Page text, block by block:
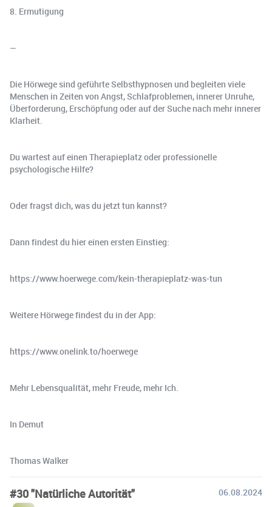
8. Ermutigung
—
Die Hörwege sind geführte Selbsthypnosen und begleiten viele
Menschen in Zeiten von Angst, Schlafproblemen, innerer Unruhe,
Überforderung, Erschöpfung oder auf der Suche nach mehr innerer
Klarheit.
Du wartest auf einen Therapieplatz oder professionelle
psychologische Hilfe?
Oder fragst dich, was du jetzt tun kannst?
Dann findest du hier einen ersten Einstieg:
https://www.hoerwege.com/kein-therapieplatz-was-tun
Weitere Hörwege findest du in der App:
https://www.onelink.to/hoerwege
Mehr Lebensqualität, mehr Freude, mehr Ich.
In Demut
Thomas Walker
#30 "Natürliche Autorität"
06.08.2024